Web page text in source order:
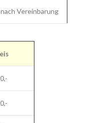
nach Vereinbarung